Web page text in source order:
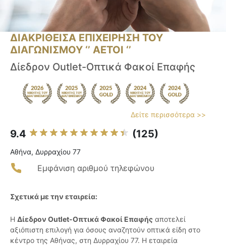
ΔΙΑΚΡΙΘΕΙΣΑ ΕΠΙΧΕΙΡΗΣΗ ΤΟΥ
ΔΙΑΓΩΝΙΣΜΟΥ ‘’ ΑΕΤΟΙ ‘’
Δίεδρον Outlet-Οπτικά Φακοί Επαφής
Δείτε περισσότερα >>
9.4 (125)
Αθήνα, Δυρραχίου 77
Εμφάνιση αριθμού τηλεφώνου
Σχετικά με την εταιρεία:
Η Δίεδρον Outlet-Οπτικά Φακοί Επαφής αποτελεί
αξιόπιστη επιλογή για όσους αναζητούν οπτικά είδη στο
κέντρο της Αθήνας, στη Δυρραχίου 77. Η εταιρεία